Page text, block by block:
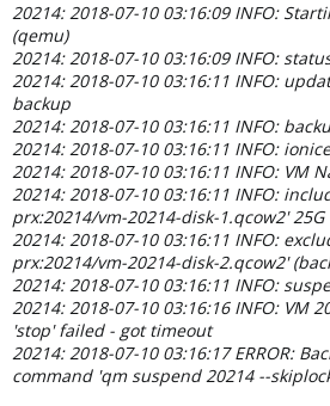
20214: 2018-07-10 03:16:09 INFO:
(qemu)
20214: 2018-07-10 03:16:09 INFO:
20214: 2018-07-10 03:16:11 INFO:
backup
20214: 2018-07-10 03:16:11 INFO:
20214: 2018-07-10 03:16:11 INFO:
20214: 2018-07-10 03:16:11 INFO: VM
20214: 2018-07-10 03:16:11 INFO:
prx:20214/vm-20214-disk-1.qcow2' 25G
20214: 2018-07-10 03:16:11 INFO:
prx:20214/vm-20214-disk-2.qcow2'
20214: 2018-07-10 03:16:11 INFO:
20214: 2018-07-10 03:16:16 INFO: VM
'stop' failed - got timeout
20214: 2018-07-10 03:16:17 ERROR:
command 'qm suspend 20214 --